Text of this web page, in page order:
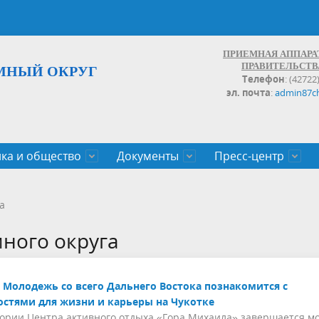
ОКРУГ
ПРИЕМНАЯ
Телефон:
эл. почта:
округа
и общество
проекты
Документы
Чукотского АО
Пресс-центр
Востока
и график личных
округа
Молодежь со всего Дальнего Востока познакомится с
для жизни и карьеры на Чукотке